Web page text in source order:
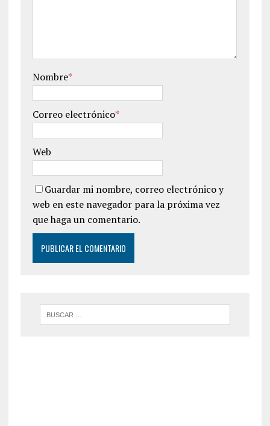
Nombre*
Correo electrónico*
Web
Guardar mi nombre, correo electrónico y
web en este navegador para la próxima vez
que haga un comentario.